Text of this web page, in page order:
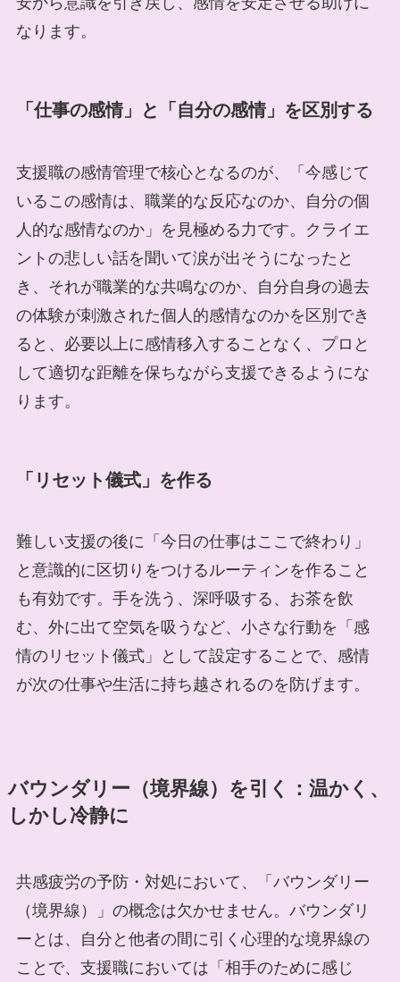
なります。
「仕事の感情」と「自分の感情」を区別する
支援職の感情管理で核心となるのが、「今感じて
いるこの感情は、職業的な反応なのか、自分の個
人的な感情なのか」を見極める力です。クライエ
ントの悲しい話を聞いて涙が出そうになったと
き、それが職業的な共鳴なのか、自分自身の過去
の体験が刺激された個人的感情なのかを区別でき
ると、必要以上に感情移入することなく、プロと
して適切な距離を保ちながら支援できるようにな
ります。
「リセット儀式」を作る
難しい支援の後に「今日の仕事はここで終わり」
と意識的に区切りをつけるルーティンを作ること
も有効です。手を洗う、深呼吸する、お茶を飲
む、外に出て空気を吸うなど、小さな行動を「感
情のリセット儀式」として設定することで、感情
が次の仕事や生活に持ち越されるのを防げます。
バウンダリー（境界線）を引く：温かく、
しかし冷静に
共感疲労の予防・対処において、「バウンダリー
（境界線）」の概念は欠かせません。バウンダリ
ーとは、自分と他者の間に引く心理的な境界線の
ことで、支援職においては「相手のために感じ